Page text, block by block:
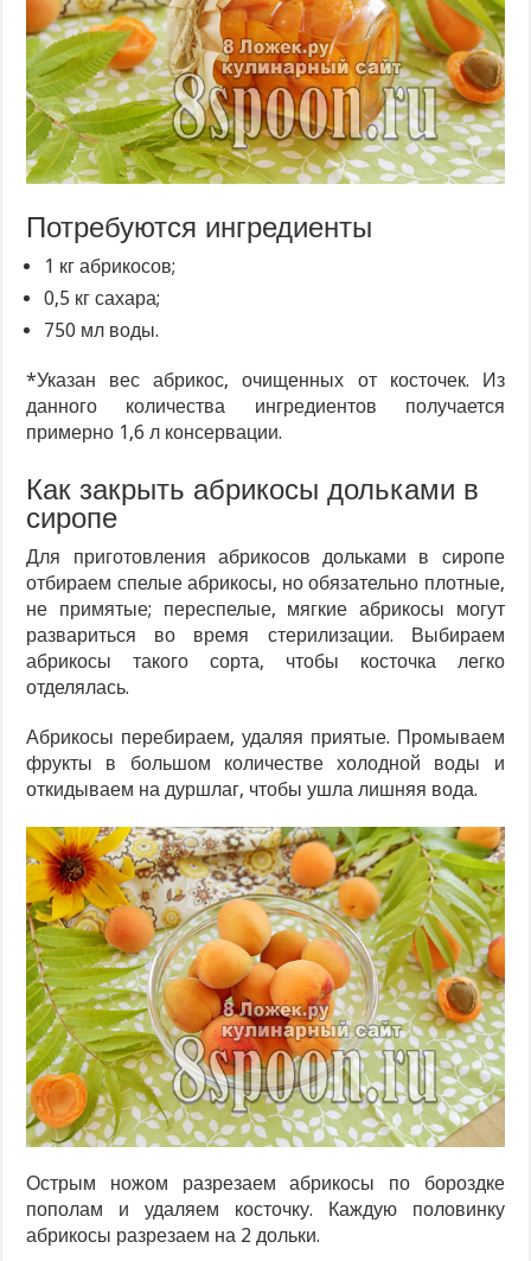
Потребуются ингредиенты
1 кг абрикосов;
0,5 кг сахара;
750 мл воды.
*Указан вес абрикос, очищенных от косточек. Из
данного количества ингредиентов получается
примерно 1,6 л консервации.
Как закрыть абрикосы дольками в
сиропе
Для приготовления абрикосов дольками в сиропе
отбираем спелые абрикосы, но обязательно плотные,
не примятые; переспелые, мягкие абрикосы могут
развариться во время стерилизации. Выбираем
абрикосы такого сорта, чтобы косточка легко
отделялась.
Абрикосы перебираем, удаляя приятые. Промываем
фрукты в большом количестве холодной воды и
откидываем на дуршлаг, чтобы ушла лишняя вода.
Острым ножом разрезаем абрикосы по бороздке
пополам и удаляем косточку. Каждую половинку
абрикосы разрезаем на 2 дольки.